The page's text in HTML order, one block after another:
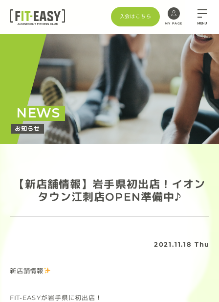
入会はこちら
MY PAGE MENU
NEWS
お知らせ
【新店舗情報】岩手県初出店！イオン
タウン江刺店OPEN準備中♪
2021.11.18 Thu
新店舗情報
FIT-EASYが岩手県に初出店！